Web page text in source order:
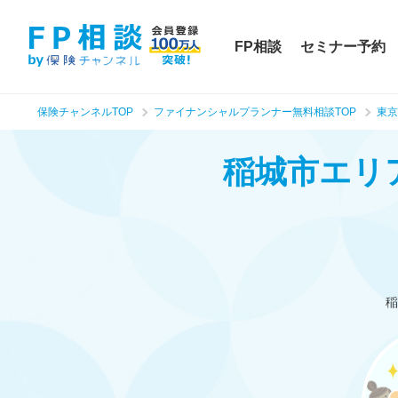
FP相談 セミナー予約
保険チャンネルTOP ファイナンシャルプランナー無料相談TOP 東
稲城市エリ